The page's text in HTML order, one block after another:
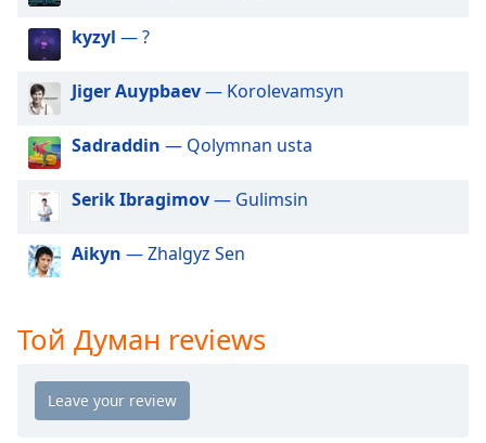
modal
window.
Beginning
dialog
window.
cancel
and
close
window.
kyzyl — ?
Jiger Auypbaev— Korolevamsyn
Sadraddin — Qolymnan usta
Serik Ibragimov— Gulimsin
Aikyn — Zhalgyz Sen
Той Думан reviews